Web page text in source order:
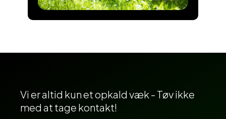
Vi er altid kun et opkald væk - Tøv ikke
med at tage kontakt!